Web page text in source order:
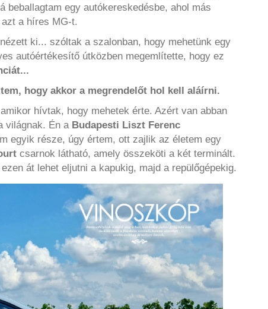
beballagtam egy autókereskedésbe, ahol más
a híres MG-t.
ki... szóltak a szalonban, hogy mehetünk egy
autóértékesítő útközben megemlítette, hogy ez
hogy akkor a megrendelőt hol kell aláírni.
hívtak, hogy mehetek érte. Azért van abban
világnak. Én a Budapesti Liszt Ferenc
egyik része, úgy értem, ott zajlik az életem egy
csarnok látható, amely összeköti a két terminált.
át lehet eljutni a kapukig, majd a repülőgépekig.